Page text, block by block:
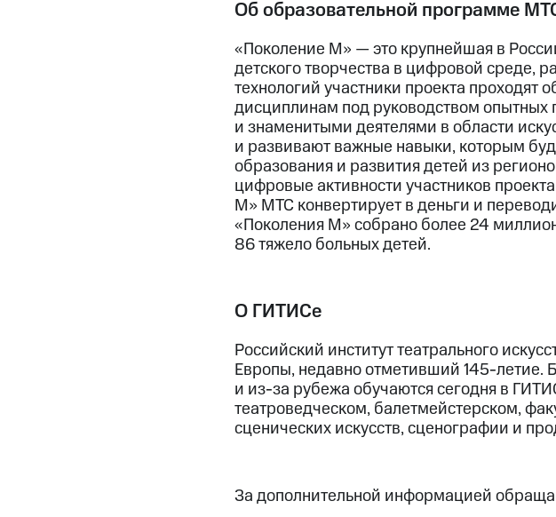
Об образовательной программе
«Поколение М» — это крупнейшая в
детского творчества в цифровой среде,
технологий участники проекта
дисциплинам под руководством опытных
и знаменитыми деятелями в области
и развивают важные навыки, которым
образования и развития детей из
цифровые активности участников
М» МТС конвертирует в деньги и
«Поколения М» собрано более 24
86 тяжело больных детей.
О ГИТИСе
Российский институт театрального
Европы, недавно отметивший 145-летие.
и из-за рубежа обучаются сегодня в
театроведческом, балетмейстерском,
сценических искусств, сценографии и
За дополнительной информацией